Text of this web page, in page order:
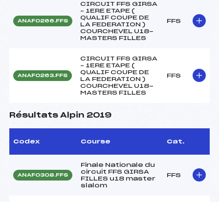
ANAF0266.FFS
CIRCUIT FFS GIRSA
– 1ERE ETAPE (
QUALIF COUPE DE
LA FEDERATION )
COURCHEVEL U18-
MASTERS FILLES
FFS
ANAF0263.FFS
CIRCUIT FFS GIRSA
– 1ERE ETAPE (
QUALIF COUPE DE
LA FEDERATION )
COURCHEVEL U18-
MASTERS FILLES
FFS
Résultats Alpin 2019
Codex Course Cat.
ANAF0308.FFS
Finale Nationale du
circuit FFS GIRSA
FILLES u18 master
slalom
FFS